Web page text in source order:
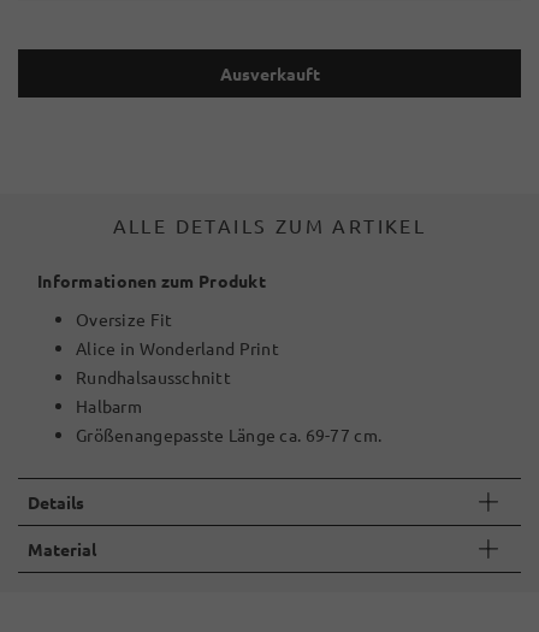
Ausverkauft
ALLE DETAILS ZUM ARTIKEL
Informationen zum Produkt
Oversize Fit
Alice in Wonderland Print
Rundhalsausschnitt
Halbarm
Größenangepasste Länge ca. 69-77 cm.
Details
Material